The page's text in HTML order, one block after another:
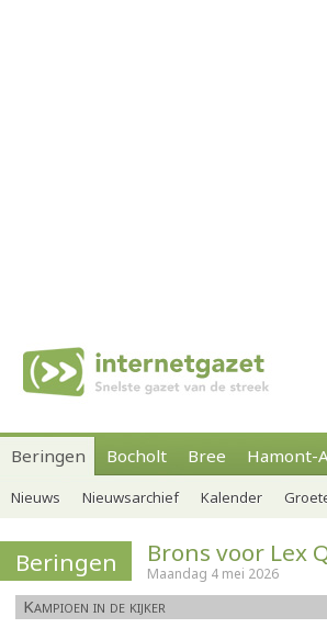
Beringen Bocholt Bree Hamont-
Nieuws Nieuwsarchief Kalender
Beringen Brons voor Lex
Maandag 4 mei 2026
Kampioen in de kijker